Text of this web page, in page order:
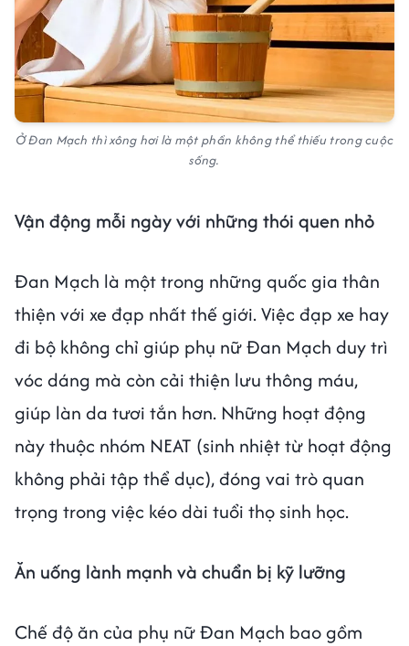
Ở Đan Mạch thì xông hơi là một phần không thể thiếu trong cuộc
sống.
Vận động mỗi ngày với những thói quen nhỏ
Đan Mạch là một trong những quốc gia thân
thiện với xe đạp nhất thế giới. Việc đạp xe hay
đi bộ không chỉ giúp phụ nữ Đan Mạch duy trì
vóc dáng mà còn cải thiện lưu thông máu,
giúp làn da tươi tắn hơn. Những hoạt động
này thuộc nhóm NEAT (sinh nhiệt từ hoạt động
không phải tập thể dục), đóng vai trò quan
trọng trong việc kéo dài tuổi thọ sinh học.
Ăn uống lành mạnh và chuẩn bị kỹ lưỡng
Chế độ ăn của phụ nữ Đan Mạch bao gồm